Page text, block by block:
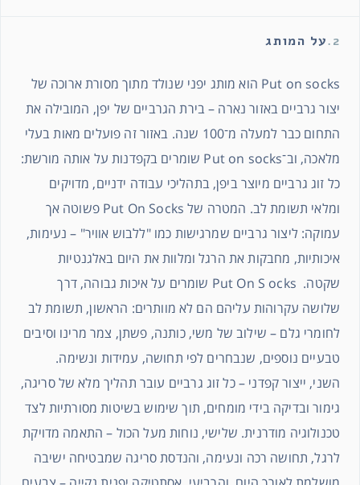
2. על המותג
Put on socks הוא מותג יפני שנולד מתוך מסורת ארוכה של
יצור גרביים באזור נארה – בירת הגרביים של יפן, המובילה את
התחום כבר למעלה מ־100 שנה. באזור זה פועלים מאות בעלי
מלאכה, וב־Put on socks שומרים בקפדנות על אותה מורשת:
כל זוג גרביים מיוצר ביפן, בתהליכי עבודה ידניים, מדויקים
ומלאי תשומת לב. המטרה של Put On Socks פשוטה אך
עמוקה: ליצור גרביים שמרגישות כמו "ללבוש אוויר" – נעימות,
איכותיות, מחבקות את הרגל ומלוות את היום באלגנטיות
שקטה. Put On S ocks שומרים על איכות גבוהה, דרך
שלושה עקרוהות עליהם הם לא מוותרים: הראשון, תשומת לב
לחומרי גלם – שילוב של משי, כותנה, פשתן, צמר מרינו וסיבים
טבעיים נוספים, שנבחרים לפי תחושה, עמידות ונשימה.
השני, ייצור קפדני – כל זוג גרביים עובר תהליך מלא של סריגה,
גימור ובדיקה בידי מומחים, תוך שימוש בשיטות מסורתיות לצד
טכנולוגיה מודרנית. שלישי, נוחות מעל הכול – התאמה מדויקת
לרגל, תחושה רכה ונעימה, והנדסת סריגה שמבטיחה ישיבה